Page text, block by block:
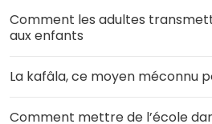
Comment les adultes
aux enfants
La kafâla, ce moyen méconnu
Comment mettre de l’école